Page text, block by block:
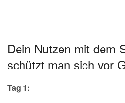
Dein Nutzen mit dem
schützt man sich vor
Tag 1: